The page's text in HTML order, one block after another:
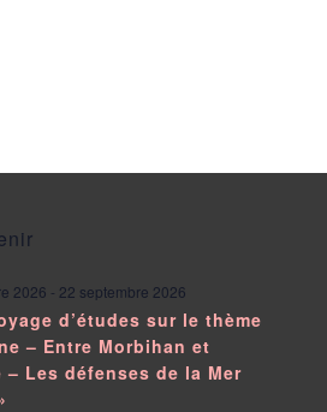
2026 - 22 septembre 2026
d’études sur le thème
– Entre Morbihan et
– Les défenses de la Mer